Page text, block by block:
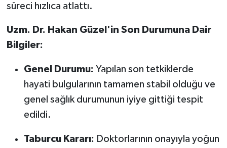
süreci hızlıca atlattı.
Uzm. Dr. Hakan Güzel'in Son Durumuna Dair
Bilgiler:
Genel Durumu: Yapılan son tetkiklerde
hayati bulgularının tamamen stabil olduğu ve
genel sağlık durumunun iyiye gittiği tespit
edildi.
Taburcu Kararı: Doktorlarının onayıyla yoğun